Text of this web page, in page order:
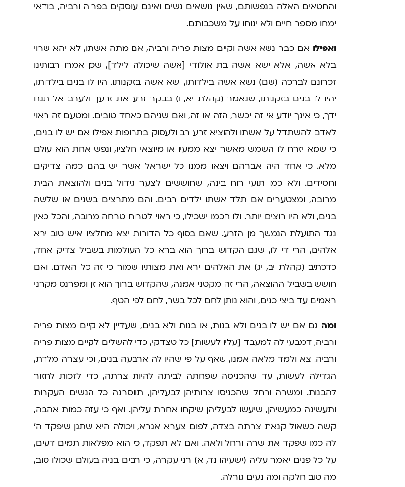
והחטאים האלה בנפשותם, שאין נושאים נשים ואינם עוסקים בפריה ורביה, בודאי
ימחו מספר חיים ולא ינוחו על משכבותם.
ואפילו אם כבר נשא אשה וקיים מצות פריה ורביה, אם מתה אשתו, לא יהא שרוי
בלא אשה, אלא ישא אשה בת אולודי [אשה שיכולה לילד], שכן אמרו רבותינו
זכרונם לברכה (שם) נשא אשה בילדותו, ישא אשה בזקנותו. היו לו בנים בילדותו,
יהיו לו בנים בזקנותו, שנאמר (קהלת יא, ו) בבקר זרע את זרעך ולערב אל תנח
ידך, כי אינך יודע אי זה יכשר, הזה או זה, ואם שניהם כאחד טובים. ומטעם זה ראוי
לאדם להשתדל על אשתו ולהוציא זרע רב ולעסוק בתרופות אפילו אם יש לו בנים,
כי שמא יזרח לו השמש מאשר יצא ממעיו או מיוצאי חלציו, ונפש אחת הוא עולם
מלא. כי אחד היה אברהם ויצאו ממנו כל ישראל אשר יש בהם כמה צדיקים
וחסידים. ולא כמו תועי רוח בינה, שחוששים לצער גידול בנים ולהוצאת הבית
מרובה, ומצטערים אם תלד אשתו ילדים רבים. והם מתרצים בשנים או שלשה
בנים, ולא היו רוצים יותר. ולו חכמו ישכילו, כי ראוי לטרוח טרחה מרובה, והכל כאין
נגד התועלת הנמשך מן הזרע. שאם בסוף כל הדורות יצא מחלציו איש טוב ירא
אלהים, הרי די לו, שגם הקדוש ברוך הוא ברא כל העולמות בשביל צדיק אחד,
כדכתיב (קהלת יב, יג) את האלהים ירא ואת מצותיו שמור כי זה כל האדם. ואם
חושש בשביל ההוצאה, הרי זה מקטני אמנה, שהקדוש ברוך הוא זן ומפרנס מקרני
ראמים עד ביצי כנים, והוא נותן לחם לכל בשר, לחם לפי הטף.
ומה גם אם יש לו בנים ולא בנות, או בנות ולא בנים, שעדיין לא קיים מצות פריה
ורביה, דמבעי לה למעבד [עליו לעשות] כל טצדקי, כדי להשלים לקיים מצות פריה
ורביה. צא ולמד מלאה אמנו, שאף על פי שהיו לה ארבעה בנים, וכי עצרה מלדת,
הגדילה לעשות, עד שהכניסה שפחתה לביתה להיות צרתה, כדי לזכות לחזור
להבנות. ומשרה ורחל שהכניסו צרותיהן לבעליהן, תווסרנה כל הנשים העקרות
ותעשינה כמעשיהן, שיעשו לבעליהן שיקחו אחרת עליהן. ואף כי עזה כמות אהבה,
קשה כשאול קנאת צרתה בצדה, לפום צערא אגרא, ויכולה היא שתגן שיפקד ה'
לה כמו שפקד את שרה ורחל ולאה. ואם לא תפקד, כי הוא מפלאות תמים דעים,
על כל פנים יאמר עליה (ישעיהו נד, א) רני עקרה, כי רבים בניה בעולם שכולו טוב,
מה טוב חלקה ומה נעים גורלה.